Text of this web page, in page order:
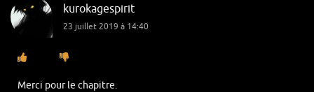
kurokagespirit
23 juillet 2019 à 14:40
Merci pour le chapitre.